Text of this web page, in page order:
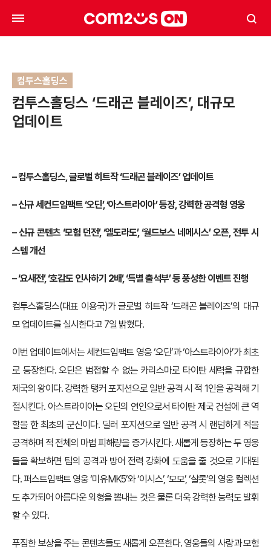
컴투스홀딩스
컴투스홀딩스 ‘드래곤 블레이즈’, 대규모
업데이트
– 컴투스홀딩스, 글로벌 히트작 ‘드래곤 블레이즈’ 업데이트
– 신규 세컨드임팩트 ‘오딘’, ‘아스트라이아’ 등장, 강력한 공격형 영웅
– 신규 콘텐츠 ‘모험 던전’, ‘엘도라도’, ‘월드보스 네메시스’ 오픈, 전투 시
스템 개선
– ‘요새전’, ‘호감도 인사하기 2배’, ‘특별 출석부’ 등 풍성한 이벤트 진행
컴투스홀딩스(대표 이용국)가 글로벌 히트작 ‘드래곤 블레이즈’의 대규
모 업데이트를 실시한다고 7일 밝혔다.
이번 업데이트에서는 세컨드임팩트 영웅 ‘오딘’과 ‘아스트라이아’가 최초
로 등장한다. 오딘은 범접할 수 없는 카리스마로 타이탄 세력을 규합한
제국의 왕이다. 강력한 탱커 포지션으로 일반 공격 시 적 1인을 공격해 기
절시킨다. 아스트라이아는 오딘의 연인으로서 타이탄 제국 건설에 큰 역
할을 한 최초의 군신이다. 딜러 포지션으로 일반 공격 시 랜덤하게 적을
공격하며 적 전체의 마법 피해량을 증가시킨다. 새롭게 등장하는 두 영웅
들을 확보하면 팀의 공격과 방어 전력 강화에 도움을 줄 것으로 기대된
다. 퍼스트임팩트 영웅 ‘미유MK5’와 ‘이시스’, ‘모모’, ‘샬롯’의 영웅 컬렉션
도 추가되어 아름다운 외형을 뽐내는 것은 물론 더욱 강력한 능력도 발휘
할 수 있다.
푸짐한 보상을 주는 콘텐츠들도 새롭게 오픈한다. 영웅들의 사랑과 모험